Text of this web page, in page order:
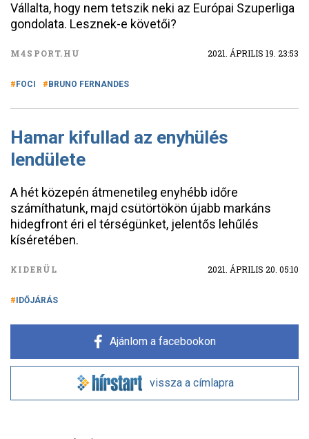
Vállalta, hogy nem tetszik neki az Európai Szuperliga
gondolata. Lesznek-e követői?
M4SPORT.HU 2021. ÁPRILIS 19. 23:53
FOCI BRUNO FERNANDES
Hamar kifullad az enyhülés
lendülete
A hét közepén átmenetileg enyhébb időre
számíthatunk, majd csütörtökön újabb markáns
hidegfront éri el térségünket, jelentős lehűlés
kíséretében.
KIDERÜL 2021. ÁPRILIS 20. 05:10
IDŐJÁRÁS
Ajánlom a facebookon
vissza a címlapra